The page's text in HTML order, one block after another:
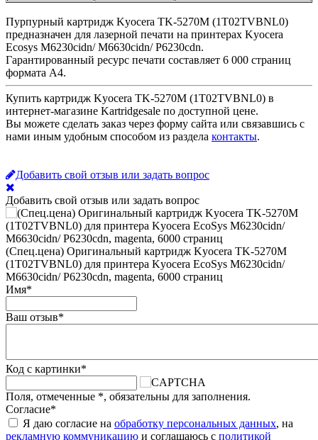
Пурпурный картридж Kyocera TK-5270M (1T02TVBNL0)
предназначен для лазерной печати на принтерах Kyocera
Ecosys M6230cidn/ M6630cidn/ P6230cdn.
Гарантированный ресурс печати составляет 6 000 страниц
формата А4.
Купить картридж Kyocera TK-5270M (1T02TVBNL0) в
интернет-магазине Kartridgesale по доступной цене.
Вы можете сделать заказ через форму сайта или связавшись с
нами иным удобным способом из раздела контакты.
Добавить свой отзыв или задать вопрос
Добавить свой отзыв или задать вопрос
(Спец.цена) Оригинальный картридж Kyocera TK-5270M
(1T02TVBNL0) для принтера Kyocera EcoSys M6230cidn/
M6630cidn/ P6230cdn, magenta, 6000 страниц
Имя*
Ваш отзыв*
Код с картинки*
Поля, отмеченные *, обязательны для заполнения.
Согласие*
Я даю согласие на обработку персональных данных, на
рекламную коммуникацию и соглашаюсь с политикой